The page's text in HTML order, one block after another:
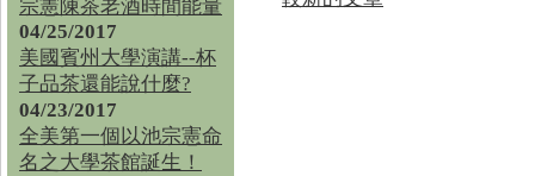
宗憲陳茶老酒時間能量
04/25/2017
美國賓州大學演講--杯
子品茶還能說什麼?
04/23/2017
全美第一個以池宗憲命
名之大學茶館誕生！